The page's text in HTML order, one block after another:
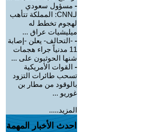
- مسؤول سعودي
لـCNN: المملكة تتأهب
لهجوم تخطط له
ميليشيات عراق ...
- -التحالف- يعلن -إصابة
11 مدنياً جراء هجمات
شنها الحوثيون على ...
- القوات الأمريكية
تسحب طائرات التزود
بالوقود من مطار بن
غوريو ...
المزيد.....
احدث الأخبار المهمة